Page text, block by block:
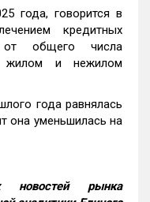
года, говорится в
кредитных
от общего числа
жилом и нежилом
года равнялась
она уменьшилась на
новостей рынка